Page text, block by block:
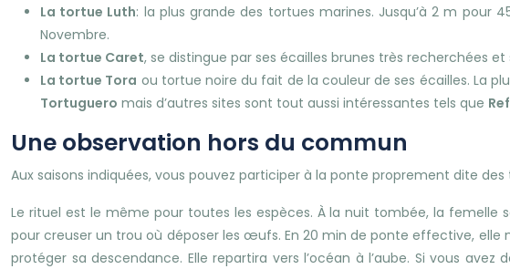
La tortue Luth: la plus grande des tortues marines. Jusqu’à 2 m pour
Novembre.
La tortue Caret, se distingue par ses écailles brunes très recherchées
La tortue Tora ou tortue noire du fait de la couleur de ses écailles. La
Tortuguero mais d’autres sites sont tout aussi intéressantes tels que
Une observation hors du commun
Aux saisons indiquées, vous pouvez participer à la ponte proprement dite
Le rituel est le même pour toutes les espèces. À la nuit tombée, la femelle
pour creuser un trou où déposer les œufs. En 20 min de ponte effective,
protéger sa descendance. Elle repartira vers l’océan à l’aube. Si vous